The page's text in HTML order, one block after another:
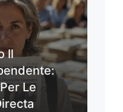
Il
Le